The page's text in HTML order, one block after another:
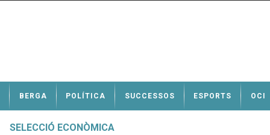
t
BERGA POLÍTICA SUCCESSOS ESPORTS OCI
SELECCIÓ ECONÒMICA